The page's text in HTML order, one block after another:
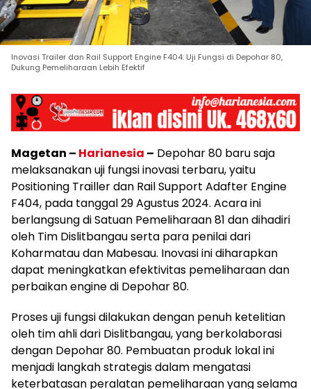
Inovasi Trailer dan Rail Support Engine F404: Uji Fungsi di Depohar 80,
Dukung Pemeliharaan Lebih Efektif
Magetan – Harianesia – Depohar 80 baru saja
melaksanakan uji fungsi inovasi terbaru, yaitu
Positioning Trailler dan Rail Support Adafter Engine
F404, pada tanggal 29 Agustus 2024. Acara ini
berlangsung di Satuan Pemeliharaan 81 dan dihadiri
oleh Tim Dislitbangau serta para penilai dari
Koharmatau dan Mabesau. Inovasi ini diharapkan
dapat meningkatkan efektivitas pemeliharaan dan
perbaikan engine di Depohar 80.
Proses uji fungsi dilakukan dengan penuh ketelitian
oleh tim ahli dari Dislitbangau, yang berkolaborasi
dengan Depohar 80. Pembuatan produk lokal ini
menjadi langkah strategis dalam mengatasi
keterbatasan peralatan pemeliharaan yang selama